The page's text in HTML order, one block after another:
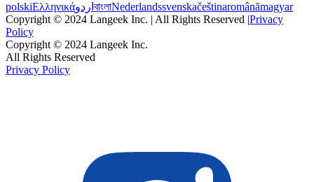
polskiΕλληνικάاردو বাংলাNederlandssvenskačeštinaromânămagyar
Copyright © 2024 Langeek Inc. | All Rights Reserved |Privacy
Policy
Copyright © 2024 Langeek Inc.
All Rights Reserved
Privacy Policy